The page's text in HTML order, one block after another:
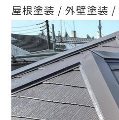
屋根塗装 外壁塗装